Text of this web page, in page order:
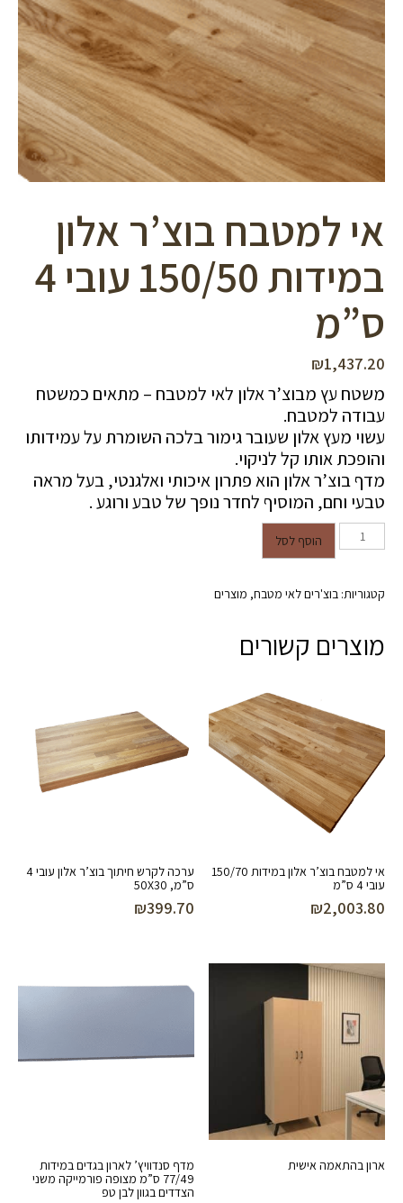
font_download סמן קישורים
לאפס
את
כל
האפשרויות
cached
אי למטבח בוצ’ר אלון
במידות 150/50 עובי 4
ס”מ
₪1,437.20
משטח עץ מבוצ’ר אלון לאי למטבח – מתאים כמשטח
עבודה למטבח.
עשוי מעץ אלון שעובר גימור בלכה השומרת על עמידותו
והופכת אותו קל לניקוי.
מדף בוצ’ר אלון הוא פתרון איכותי ואלגנטי, בעל מראה
טבעי וחם, המוסיף לחדר נופך של טבע ורוגע .
כמות של אי למטבח בוצ'ר אלון
הוסף לסל
קטגוריות: בוצ'רים לאי מטבח, מוצרים
מוצרים קשורים
אי למטבח בוצ’ר אלון במידות 150/70
עובי 4 ס”מ
₪2,003.80
ערכה לקרש חיתוך בוצ’ר אלון עובי 4
ס”מ, 50X30
₪399.70
ארון בהתאמה אישית
מדף סנדוויץ’ לארון בגדים במידות
77/49 ס”מ מצופה פורמייקה משני
הצדדים בגוון לבן טפ